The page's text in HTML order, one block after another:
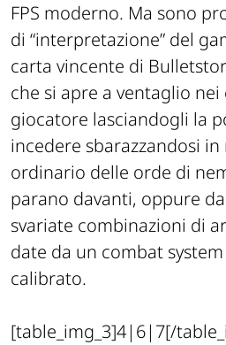
FPS moderno. Ma sono
di “interpretazione” del
carta vincente di
che si apre a ventaglio
giocatore lasciandogli la
incedere sbarazzandosi
ordinario delle orde di
parano davanti, oppure
svariate combinazioni di
date da un combat
calibrato.
[table_img_3]4|6|7[/